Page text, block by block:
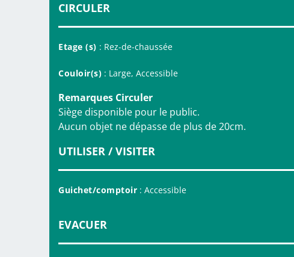
CIRCULER
Etage (s) : Rez-de-chaussée
Couloir(s) : Large, Accessible
Remarques Circuler
Siège disponible pour le public.
Aucun objet ne dépasse de plus de 20cm.
UTILISER / VISITER
Guichet/comptoir : Accessible
EVACUER